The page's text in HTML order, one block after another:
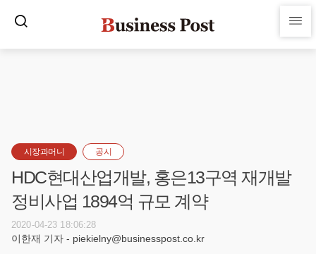
시장과머니 공시
HDC현대산업개발, 홍은13구역 재개발
정비사업 1894억 규모 계약
2020-04-23 18:06:28
이한재 기자 - piekielny@businesspost.co.kr